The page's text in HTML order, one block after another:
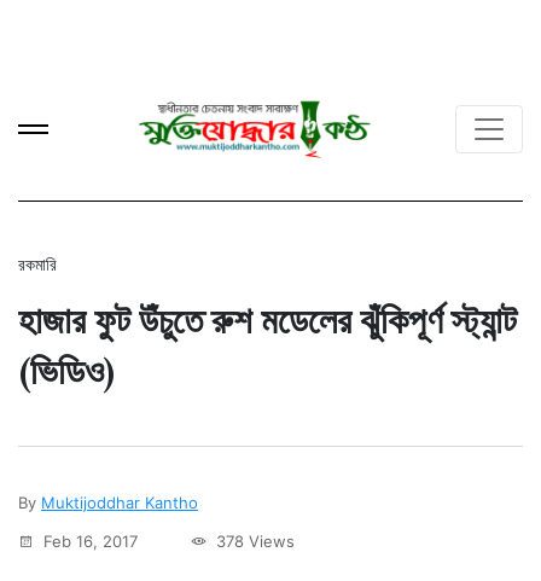
রকমারি
হাজার ফুট উঁচুতে রুশ মডেলের ঝুঁকিপূর্ণ স্ট্যান্ট
(ভিডিও)
By Muktijoddhar Kantho
Feb 16, 2017
378 Views